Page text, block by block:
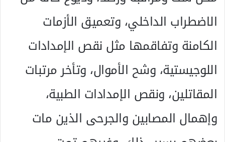
الاضطراب الداخلي، وتعميق الأزمات
الكامنة وتفاقمها مثل نقص الإمدادات
اللوجيستية، وشح الأموال، وتأخر مرتبات
المقاتلين، ونقص الإمدادات الطبية،
وإهمال المصابين والجرحى الذين مات